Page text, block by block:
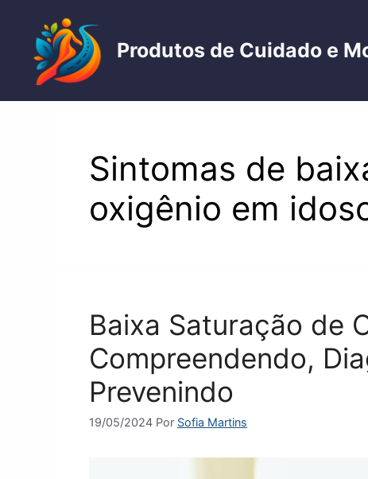
conteúdo
Produtos de Cuidado e
Sintomas de
oxigênio em
Baixa Saturação de
Compreendendo,
Prevenindo
19/05/2024 Por Sofia Martins